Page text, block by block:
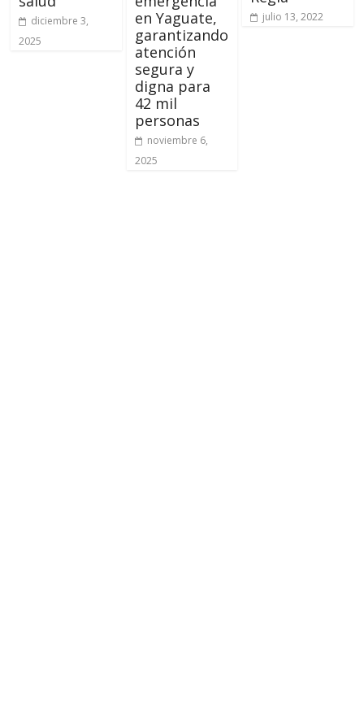
diciembre 3,
2025
en Yaguate,
garantizando
atención
segura y
digna para
42 mil
personas
noviembre 6,
2025
julio 13, 2022